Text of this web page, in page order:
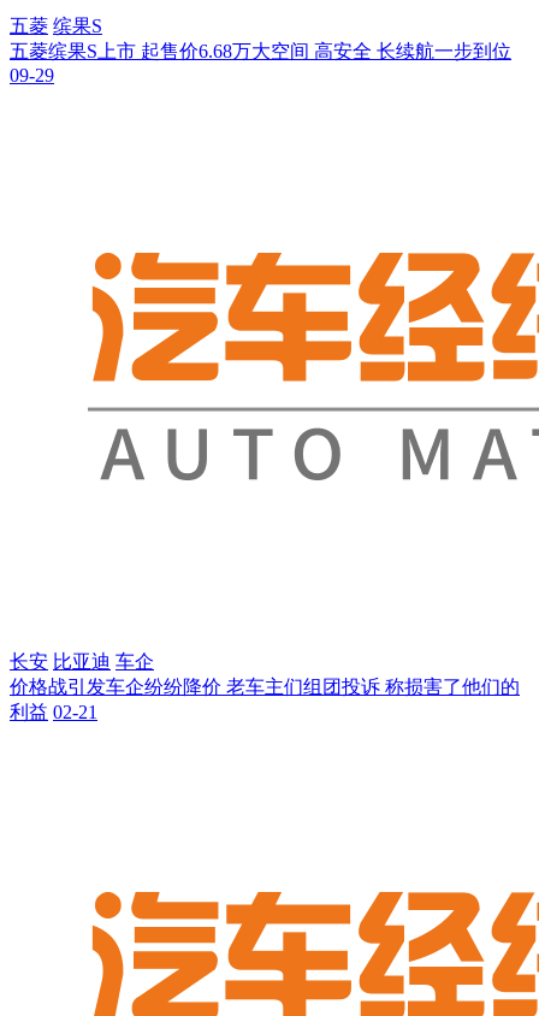
五菱 缤果S
五菱缤果S上市 起售价6.68万大空间 高安全 长续航一步到位
09-29
长安 比亚迪 车企
价格战引发车企纷纷降价 老车主们组团投诉 称损害了他们的
利益 02-21